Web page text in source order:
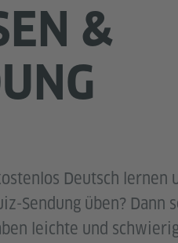
&
Deutsch lernen
Sendung üben? Dann
leichte und